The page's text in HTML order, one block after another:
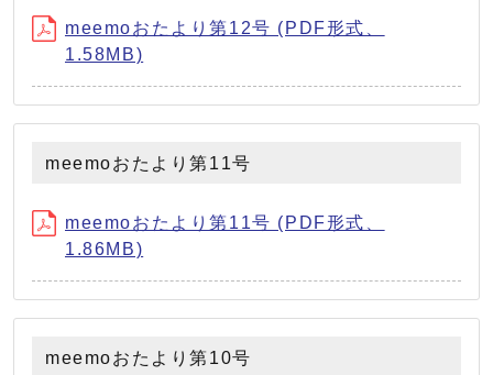
meemoおたより第12号 (PDF形式、
1.58MB)
meemoおたより第11号
meemoおたより第11号 (PDF形式、
1.86MB)
meemoおたより第10号